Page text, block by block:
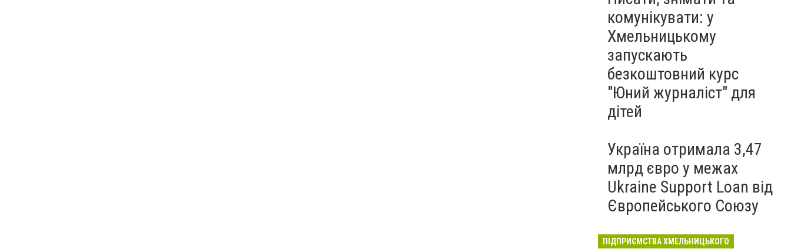
комунікувати: у
Хмельницькому
запускають
безкоштовний курс
"Юний журналіст" для
дітей
Україна отримала 3,47
млрд євро у межах
Ukraine Support Loan від
Європейського Союзу
ПІДПРИЄМСТВА ХМЕЛЬНИЦЬКОГО